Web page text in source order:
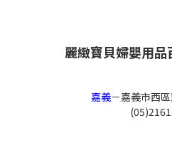
麗緻寶貝婦嬰用品
嘉義－嘉義市西